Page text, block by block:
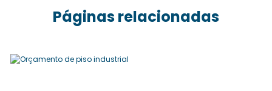
Páginas relacionadas